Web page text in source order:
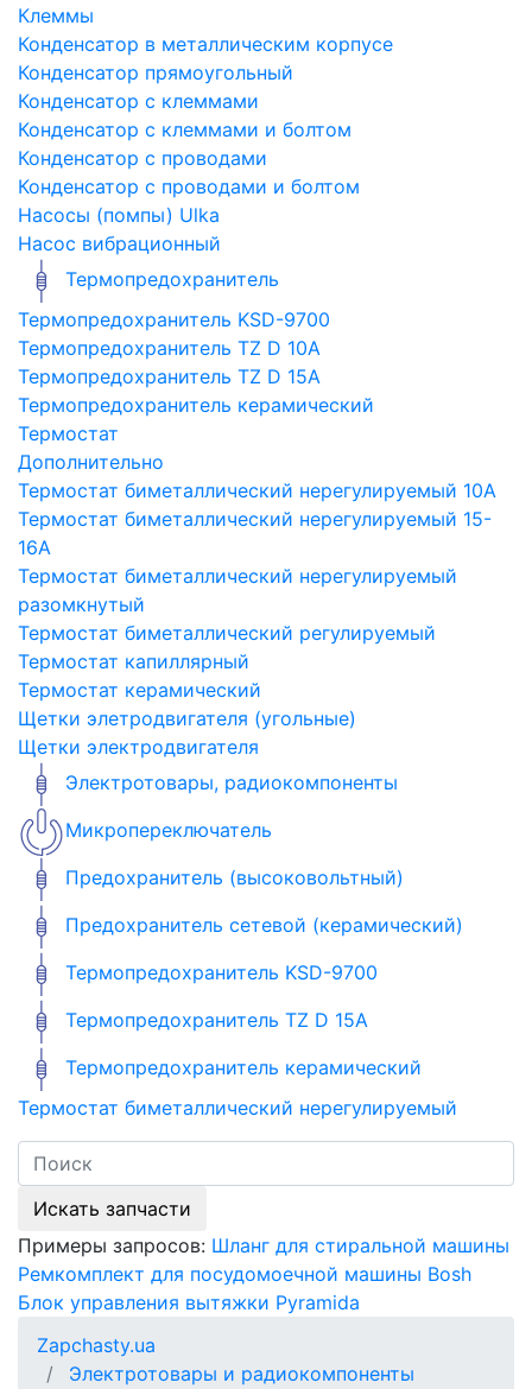
Клеммы
Конденсатор в металлическим корпусе
Конденсатор прямоугольный
Конденсатор с клеммами
Конденсатор с клеммами и болтом
Конденсатор с проводами
Конденсатор с проводами и болтом
Насосы (помпы) Ulka
Насос вибрационный
Термопредохранитель
Термопредохранитель KSD-9700
Термопредохранитель TZ D 10A
Термопредохранитель TZ D 15A
Термопредохранитель керамический
Термостат
Дополнительно
Термостат биметаллический нерегулируемый 10A
Термостат биметаллический нерегулируемый 15-
16A
Термостат биметаллический нерегулируемый
разомкнутый
Термостат биметаллический регулируемый
Термостат капиллярный
Термостат керамический
Щетки элетродвигателя (угольные)
Щетки электродвигателя
Электротовары, радиокомпоненты
Микропереключатель
Предохранитель (высоковольтный)
Предохранитель сетевой (керамический)
Термопредохранитель KSD-9700
Термопредохранитель TZ D 15A
Термопредохранитель керамический
Термостат биметаллический нерегулируемый
Искать запчасти
Примеры запросов: Шланг для стиральной машины
Ремкомплект для посудомоечной машины Bosh
Блок управления вытяжки Pyramida
Zapchasty.ua
Электротовары и радиокомпоненты